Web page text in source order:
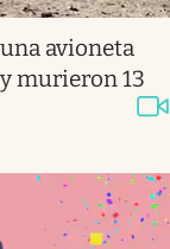
avioneta
murieron 13